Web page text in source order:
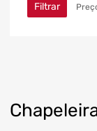
Filtrar